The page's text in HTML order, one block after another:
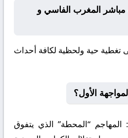
المغرب الفاسي و
تغطية حية ولحظية لكافة أحداث
الأول؟
المهاجم “المحطة” الذي يتفوق